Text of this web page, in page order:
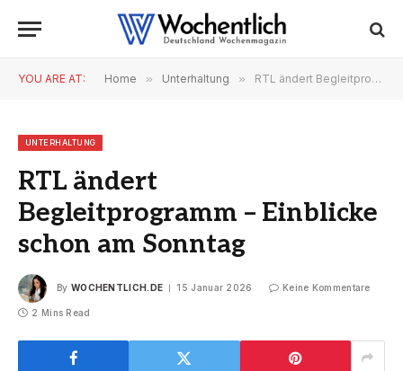
YOU ARE AT: Home » Unterhaltung » RTL ändert Begleitprogramm – Einblicke schon am Sonntag
UNTERHALTUNG
RTL ändert
Begleitprogramm – Einblicke
schon am Sonntag
By WOCHENTLICH.DE 15 Januar 2026 Keine Kommentare
2 Mins Read